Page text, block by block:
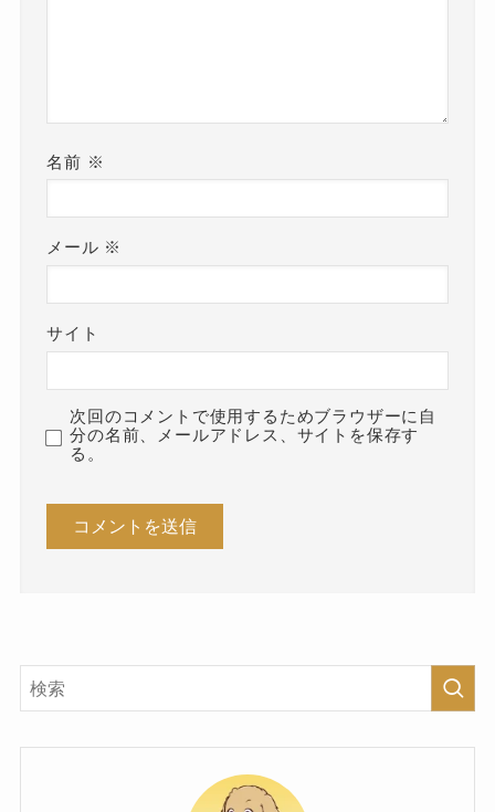
名前 ※
メール ※
サイト
次回のコメントで使用するためブラウザーに自
分の名前、メールアドレス、サイトを保存す
る。